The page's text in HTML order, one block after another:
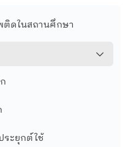
ติดในสถานศึกษา
ระยุกต์ใช้